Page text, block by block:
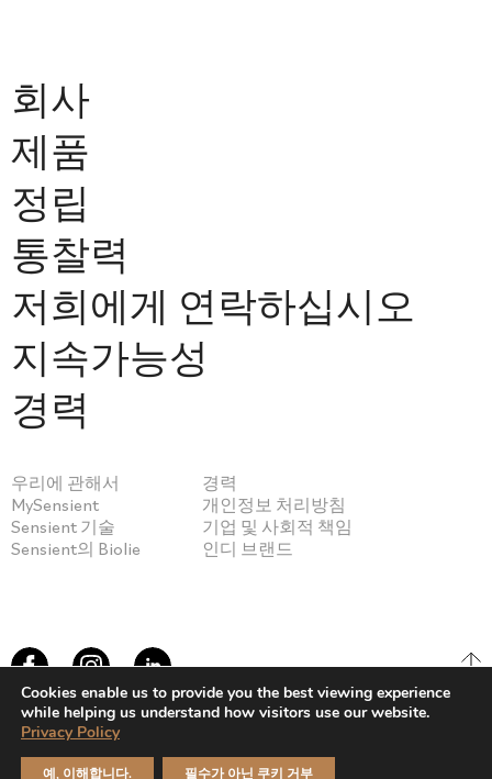
회사
제품
정립
통찰력
저희에게 연락하십시오
지속가능성
경력
우리에 관해서
MySensient
Sensient 기술
Sensient의 Biolie
경력
개인정보 처리방침
기업 및 사회적 책임
인디 브랜드
Cookies enable us to provide you the best viewing experience
while helping us understand how visitors use our website.
Privacy Policy
예, 이해합니다. 필수가 아닌 쿠키 거부